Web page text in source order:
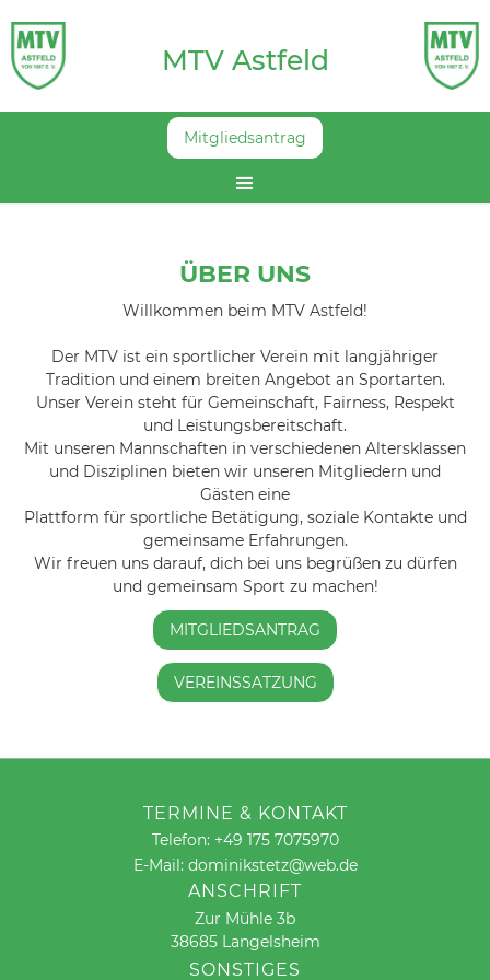
MTV Astfeld
Mitgliedsantrag
ÜBER UNS
Willkommen beim MTV Astfeld!
Der MTV ist ein sportlicher Verein mit langjähriger
Tradition und einem breiten Angebot an Sportarten.
Unser Verein steht für Gemeinschaft, Fairness, Respekt
und Leistungsbereitschaft.
Mit unseren Mannschaften in verschiedenen Altersklassen
und Disziplinen bieten wir unseren Mitgliedern und
Gästen eine
Plattform für sportliche Betätigung, soziale Kontakte und
gemeinsame Erfahrungen.
Wir freuen uns darauf, dich bei uns begrüßen zu dürfen
und gemeinsam Sport zu machen!
MITGLIEDSANTRAG
VEREINSSATZUNG
TERMINE & KONTAKT
Telefon: +49 175 7075970
E-Mail: dominikstetz@web.de
ANSCHRIFT
Zur Mühle 3b
38685 Langelsheim
SONSTIGES